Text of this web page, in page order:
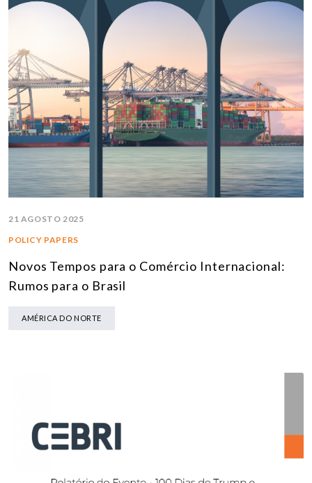
21 AGOSTO 2025
POLICY PAPERS
Novos Tempos para o Comércio Internacional:
Rumos para o Brasil
AMÉRICA DO NORTE